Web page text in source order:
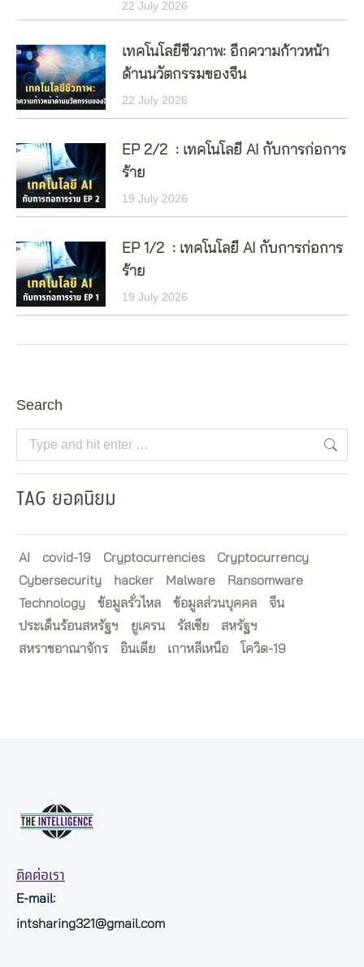
22 July 2026
เทคโนโลยีชีวภาพ: อีกความก้าวหน้า
ด้านนวัตกรรมของจีน
22 July 2026
EP 2/2 : เทคโนโลยี AI กับการก่อการ
ร้าย
19 July 2026
EP 1/2 : เทคโนโลยี AI กับการก่อการ
ร้าย
19 July 2026
Search
Search:
TAG ยอดนิยม
AI covid-19 Cryptocurrencies
Cryptocurrency
Cybersecurity
hacker Malware
Ransomware
Technology
ข้อมูลรั่วไหล ข้อมูลส่วนบุคคล
จีน
ประเด็นร้อนสหรัฐฯ
ยูเครน รัสเซีย
สหรัฐฯ
สหราชอาณาจักร
อินเดีย เกาหลีเหนือ โควิด-19
ติดต่อเรา
E-mail:
intsharing321@gmail.com